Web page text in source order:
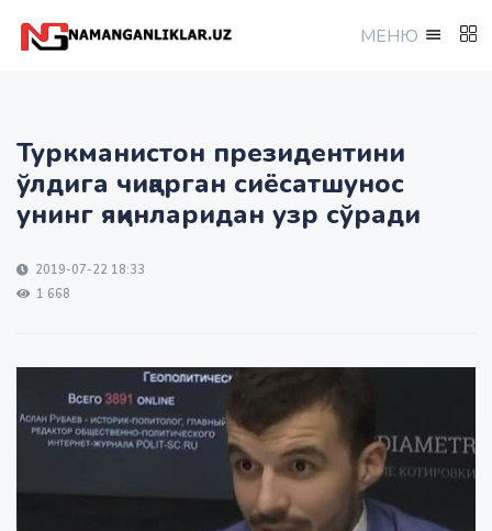
МEНЮ
Туркманистон президентини
ўлдига чиқарган сиёсатшунос
унинг яқинларидан узр сўради
2019-07-22 18:33
1 668